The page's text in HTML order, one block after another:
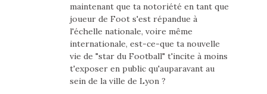
maintenant que ta notoriété en tant que
joueur de Foot s'est répandue à
l'échelle nationale, voire même
internationale, est-ce-que ta nouvelle
vie de "star du Football" t'incite à moins
t'exposer en public qu'auparavant au
sein de la ville de Lyon ?